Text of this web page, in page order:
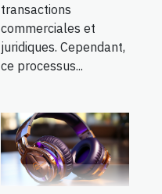
transactions
commerciales et
juridiques. Cependant,
ce processus...